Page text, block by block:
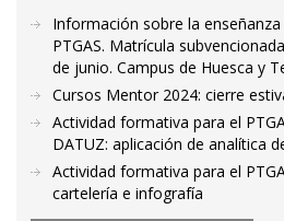
Información sobre la
PTGAS. Matrícula
de junio. Campus de Huesca y
Cursos Mentor 2024: cierre
Actividad formativa para el
DATUZ: aplicación de analítica
Actividad formativa para el
cartelería e infografía